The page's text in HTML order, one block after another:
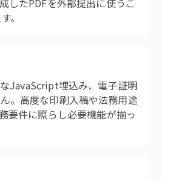
したPDFを外部提出に使うこ
。
JavaScript埋込み、電子証明
。高度な印刷入稿や法務用途
要件に照らし必要機能が揃っ